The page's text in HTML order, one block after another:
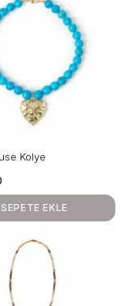
Kolye
SEPETE EKLE